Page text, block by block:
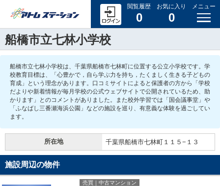
閲覧履歴
0
お気に入り
0
メニュー
船橋市立七林小学校
船橋市立七林小学校は、千葉県船橋市七林町に位置する公立小学校です。学
校教育目標は、「心豊かで，自ら学ぶ力を持ち，たくましく生きる子どもの
育成」という理念があります。口コミサイトによると保護者の方から「学校
だよりや新着情報が毎月学校の公式ウェブサイトで公開されているため、助
かります」とのコメントがありました。また校外学習では「国会議事堂」や
「ふなばし三番瀬海浜公園」などの施設を巡り、有意義な体験を過ごしてい
ます。
所在地 千葉県船橋市七林町１１５−１３
施設周辺の物件
売買｜中古マンション